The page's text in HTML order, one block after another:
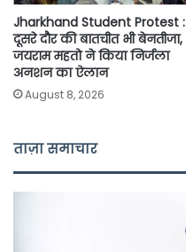
Jharkhand Student Protest :
दूसरे दौर की बातचीत भी बेनतीजा,
जयराम महतो ने किया निर्जला
अनशन का ऐलान
August 8, 2026
ताज़ा समाचार